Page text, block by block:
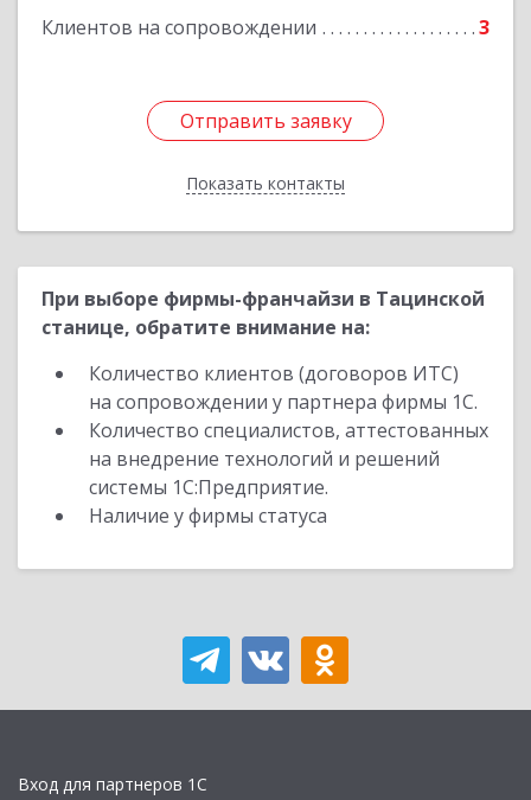
Клиентов на сопровождении 3
Отправить заявку
Показать контакты
Подробнее
Отправить заявку
Назад
При выборе фирмы-франчайзи в Тацинской
станице, обратите внимание на:
Количество клиентов (договоров ИТС)
на сопровождении у партнера фирмы 1С.
Количество специалистов, аттестованных
на внедрение технологий и решений
системы 1С:Предприятие.
Наличие у фирмы статуса
Вход для партнеров 1С